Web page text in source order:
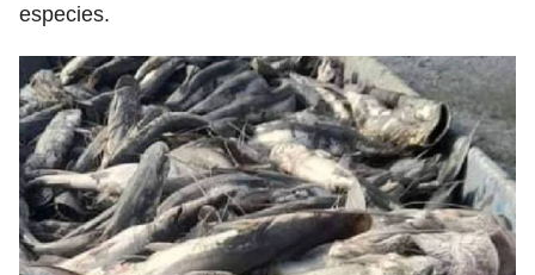
especies.